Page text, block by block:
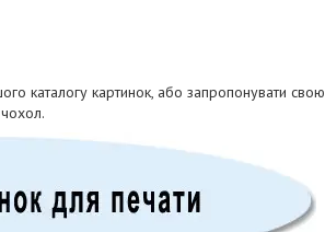
каталогу картинок, або запропонувати свою